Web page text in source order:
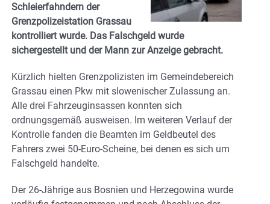
Schleierfahndern der
Grenzpolizeistation Grassau
kontrolliert wurde. Das Falschgeld wurde
sichergestellt und der Mann zur Anzeige gebracht.
Kürzlich hielten Grenzpolizisten im Gemeindebereich
Grassau einen Pkw mit slowenischer Zulassung an.
Alle drei Fahrzeuginsassen konnten sich
ordnungsgemäß ausweisen. Im weiteren Verlauf der
Kontrolle fanden die Beamten im Geldbeutel des
Fahrers zwei 50-Euro-Scheine, bei denen es sich um
Falschgeld handelte.
Der 26-Jährige aus Bosnien und Herzegowina wurde